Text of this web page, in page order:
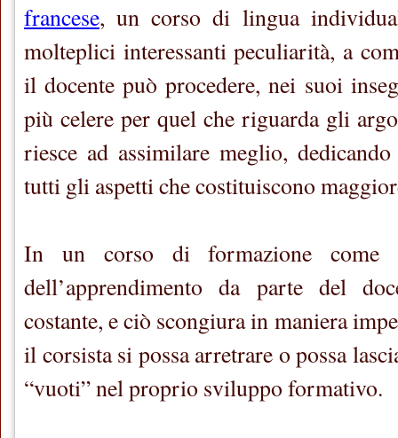
francese, un corso di lingua
molteplici interessanti peculiarità, a
il docente può procedere, nei suoi
più celere per quel che riguarda gli
riesce ad assimilare meglio,
tutti gli aspetti che costituiscono
In un corso di formazione come
dell’apprendimento da parte del
costante, e ciò scongiura in maniera
il corsista si possa arretrare o possa
“vuoti” nel proprio sviluppo formativo.